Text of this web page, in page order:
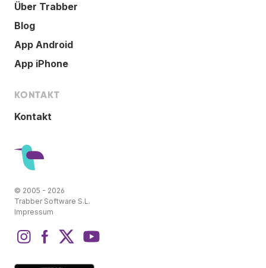
Über Trabber
Blog
App Android
App iPhone
KONTAKT
Kontakt
© 2005 - 2026
Trabber Software S.L.
Impressum